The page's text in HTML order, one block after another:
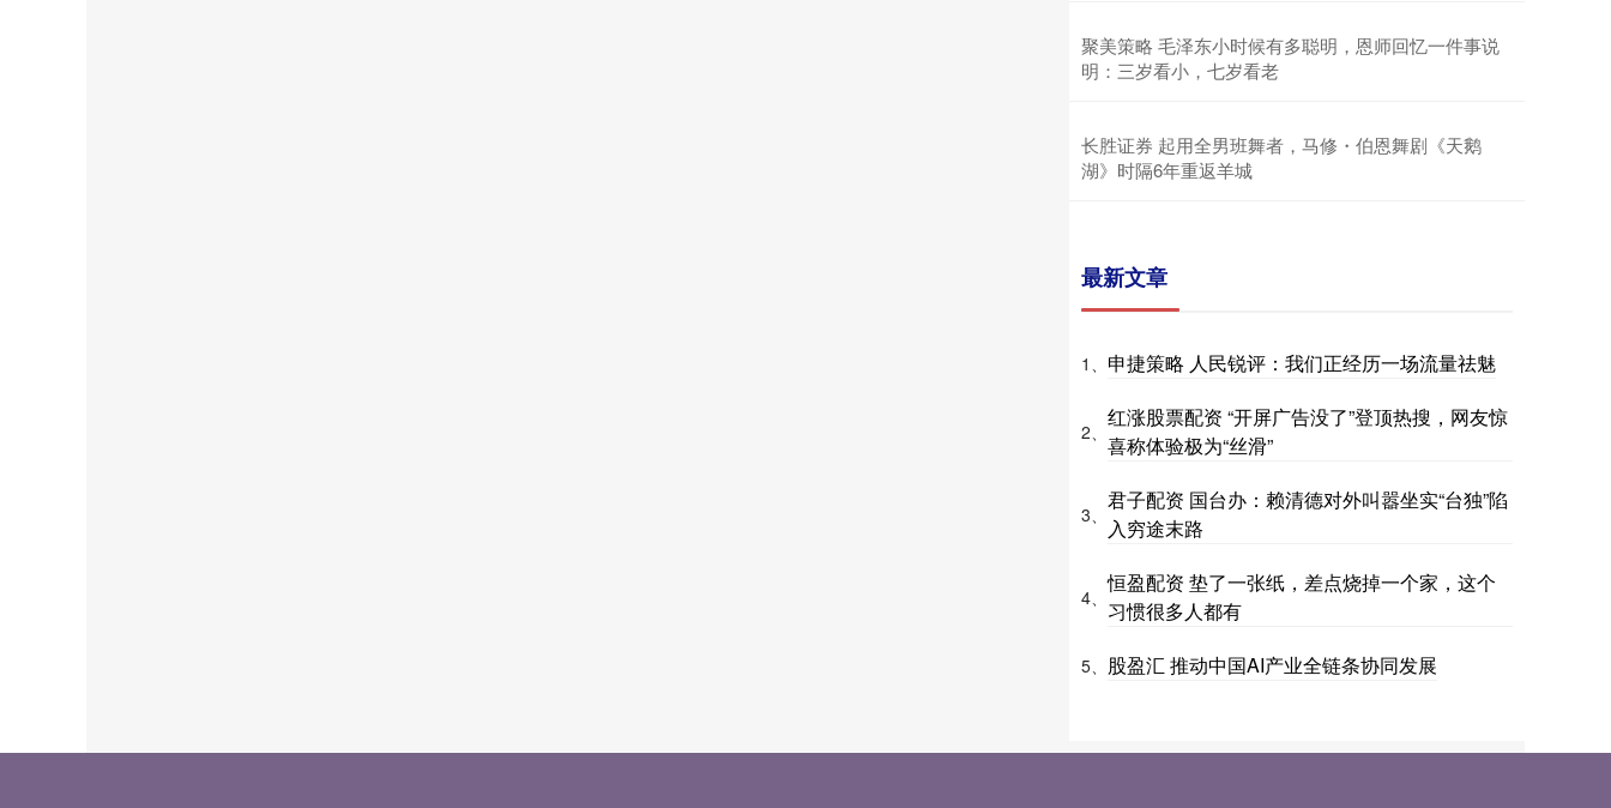
聚美策略 毛泽东小时候有多聪明，恩师回忆一件事说
明：三岁看小，七岁看老
长胜证券 起用全男班舞者，马修・伯恩舞剧《天鹅
湖》时隔6年重返羊城
最新文章
1、 申捷策略 人民锐评：我们正经历一场流量祛魅
2、
红涨股票配资 “开屏广告没了”登顶热搜，网友惊
喜称体验极为“丝滑”
3、
君子配资 国台办：赖清德对外叫嚣坐实“台独”陷
入穷途末路
4、
恒盈配资 垫了一张纸，差点烧掉一个家，这个
习惯很多人都有
5、 股盈汇 推动中国AI产业全链条协同发展